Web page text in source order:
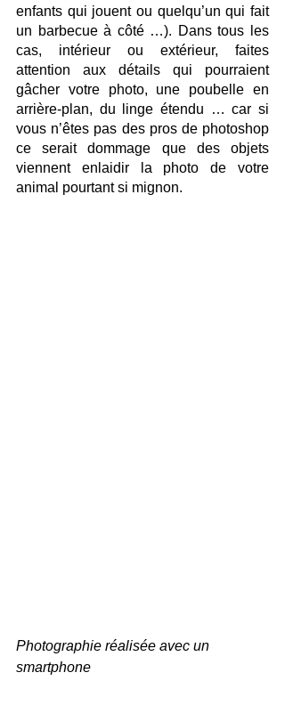
enfants qui jouent ou quelqu’un qui fait
un barbecue à côté …). Dans tous les
cas, intérieur ou extérieur, faites
attention aux détails qui pourraient
gâcher votre photo, une poubelle en
arrière-plan, du linge étendu … car si
vous n’êtes pas des pros de photoshop
ce serait dommage que des objets
viennent enlaidir la photo de votre
animal pourtant si mignon.
Photographie réalisée avec un
smartphone